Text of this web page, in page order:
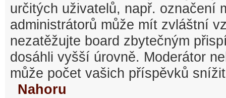
určitých uživatelů, např. označení
administrátorů může mít zvláštní
nezatěžujte board zbytečným
dosáhli vyšší úrovně. Moderátor
může počet vašich příspěvků
Nahoru